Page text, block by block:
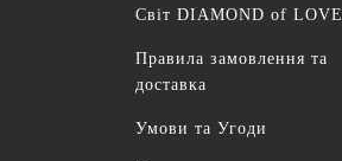
Світ DIAMOND of LOVE
Правила замовлення та
доставка
Умови та Угоди